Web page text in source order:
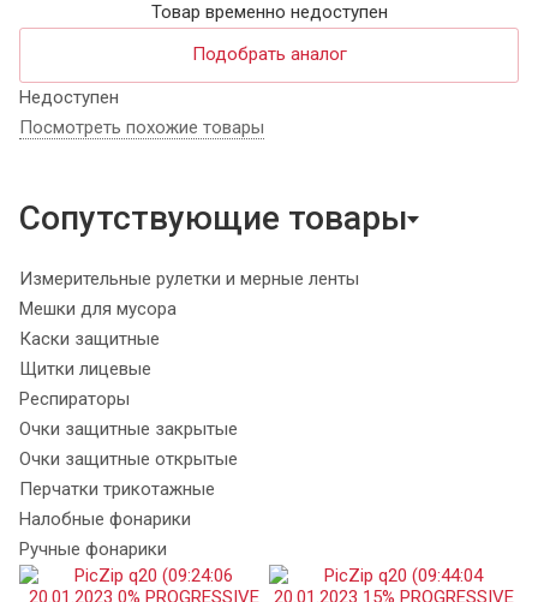
Товар временно недоступен
Подобрать аналог
Недоступен
Посмотреть похожие товары
Сопутствующие товары
Измерительные рулетки и мерные ленты
Мешки для мусора
Каски защитные
Щитки лицевые
Респираторы
Очки защитные закрытые
Очки защитные открытые
Перчатки трикотажные
Налобные фонарики
Ручные фонарики